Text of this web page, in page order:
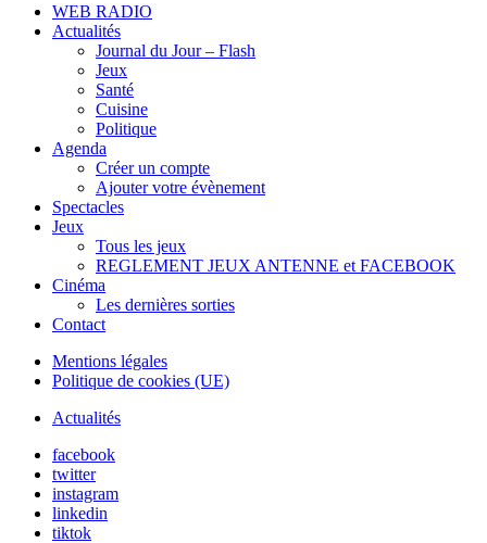
WEB RADIO
Actualités
Journal du Jour – Flash
Jeux
Santé
Cuisine
Politique
Agenda
Créer un compte
Ajouter votre évènement
Spectacles
Jeux
Tous les jeux
REGLEMENT JEUX ANTENNE et FACEBOOK
Cinéma
Les dernières sorties
Contact
Mentions légales
Politique de cookies (UE)
Actualités
facebook
twitter
instagram
linkedin
tiktok